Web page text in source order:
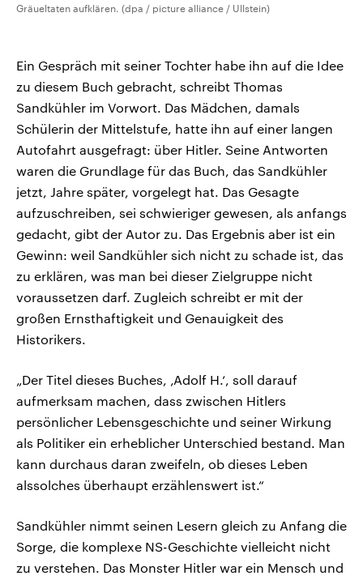
Gräueltaten aufklären. (dpa / picture alliance / Ullstein)
Ein Gespräch mit seiner Tochter habe ihn auf die Idee
zu diesem Buch gebracht, schreibt Thomas
Sandkühler im Vorwort. Das Mädchen, damals
Schülerin der Mittelstufe, hatte ihn auf einer langen
Autofahrt ausgefragt: über Hitler. Seine Antworten
waren die Grundlage für das Buch, das Sandkühler
jetzt, Jahre später, vorgelegt hat. Das Gesagte
aufzuschreiben, sei schwieriger gewesen, als anfangs
gedacht, gibt der Autor zu. Das Ergebnis aber ist ein
Gewinn: weil Sandkühler sich nicht zu schade ist, das
zu erklären, was man bei dieser Zielgruppe nicht
voraussetzen darf. Zugleich schreibt er mit der
großen Ernsthaftigkeit und Genauigkeit des
Historikers.
„Der Titel dieses Buches, ‚Adolf H.‘, soll darauf
aufmerksam machen, dass zwischen Hitlers
persönlicher Lebensgeschichte und seiner Wirkung
als Politiker ein erheblicher Unterschied bestand. Man
kann durchaus daran zweifeln, ob dieses Leben
alssolches überhaupt erzählenswert ist.“
Sandkühler nimmt seinen Lesern gleich zu Anfang die
Sorge, die komplexe NS-Geschichte vielleicht nicht
zu verstehen. Das Monster Hitler war ein Mensch und